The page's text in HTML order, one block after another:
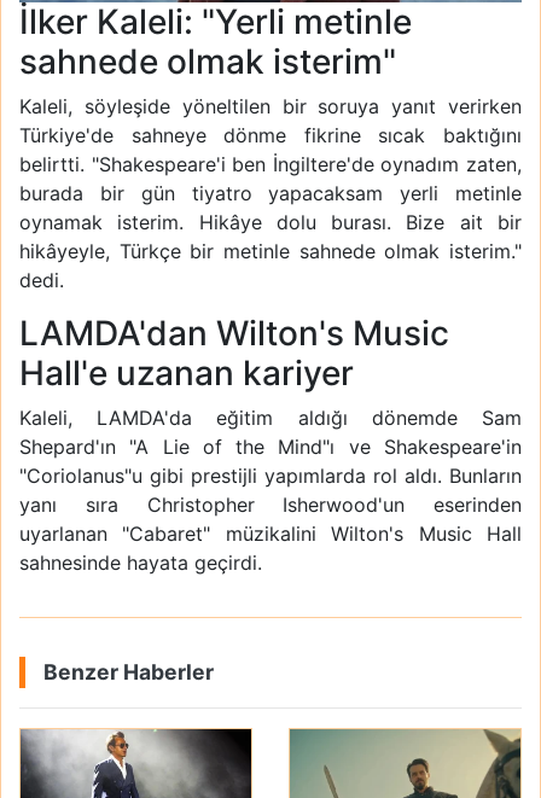
İlker Kaleli: "Yerli metinle
sahnede olmak isterim"
Kaleli, söyleşide yöneltilen bir soruya yanıt verirken
Türkiye'de sahneye dönme fikrine sıcak baktığını
belirtti. "Shakespeare'i ben İngiltere'de oynadım zaten,
burada bir gün tiyatro yapacaksam yerli metinle
oynamak isterim. Hikâye dolu burası. Bize ait bir
hikâyeyle, Türkçe bir metinle sahnede olmak isterim."
dedi.
LAMDA'dan Wilton's Music
Hall'e uzanan kariyer
Kaleli, LAMDA'da eğitim aldığı dönemde Sam
Shepard'ın "A Lie of the Mind"ı ve Shakespeare'in
"Coriolanus"u gibi prestijli yapımlarda rol aldı. Bunların
yanı sıra Christopher Isherwood'un eserinden
uyarlanan "Cabaret" müzikalini Wilton's Music Hall
sahnesinde hayata geçirdi.
Benzer Haberler